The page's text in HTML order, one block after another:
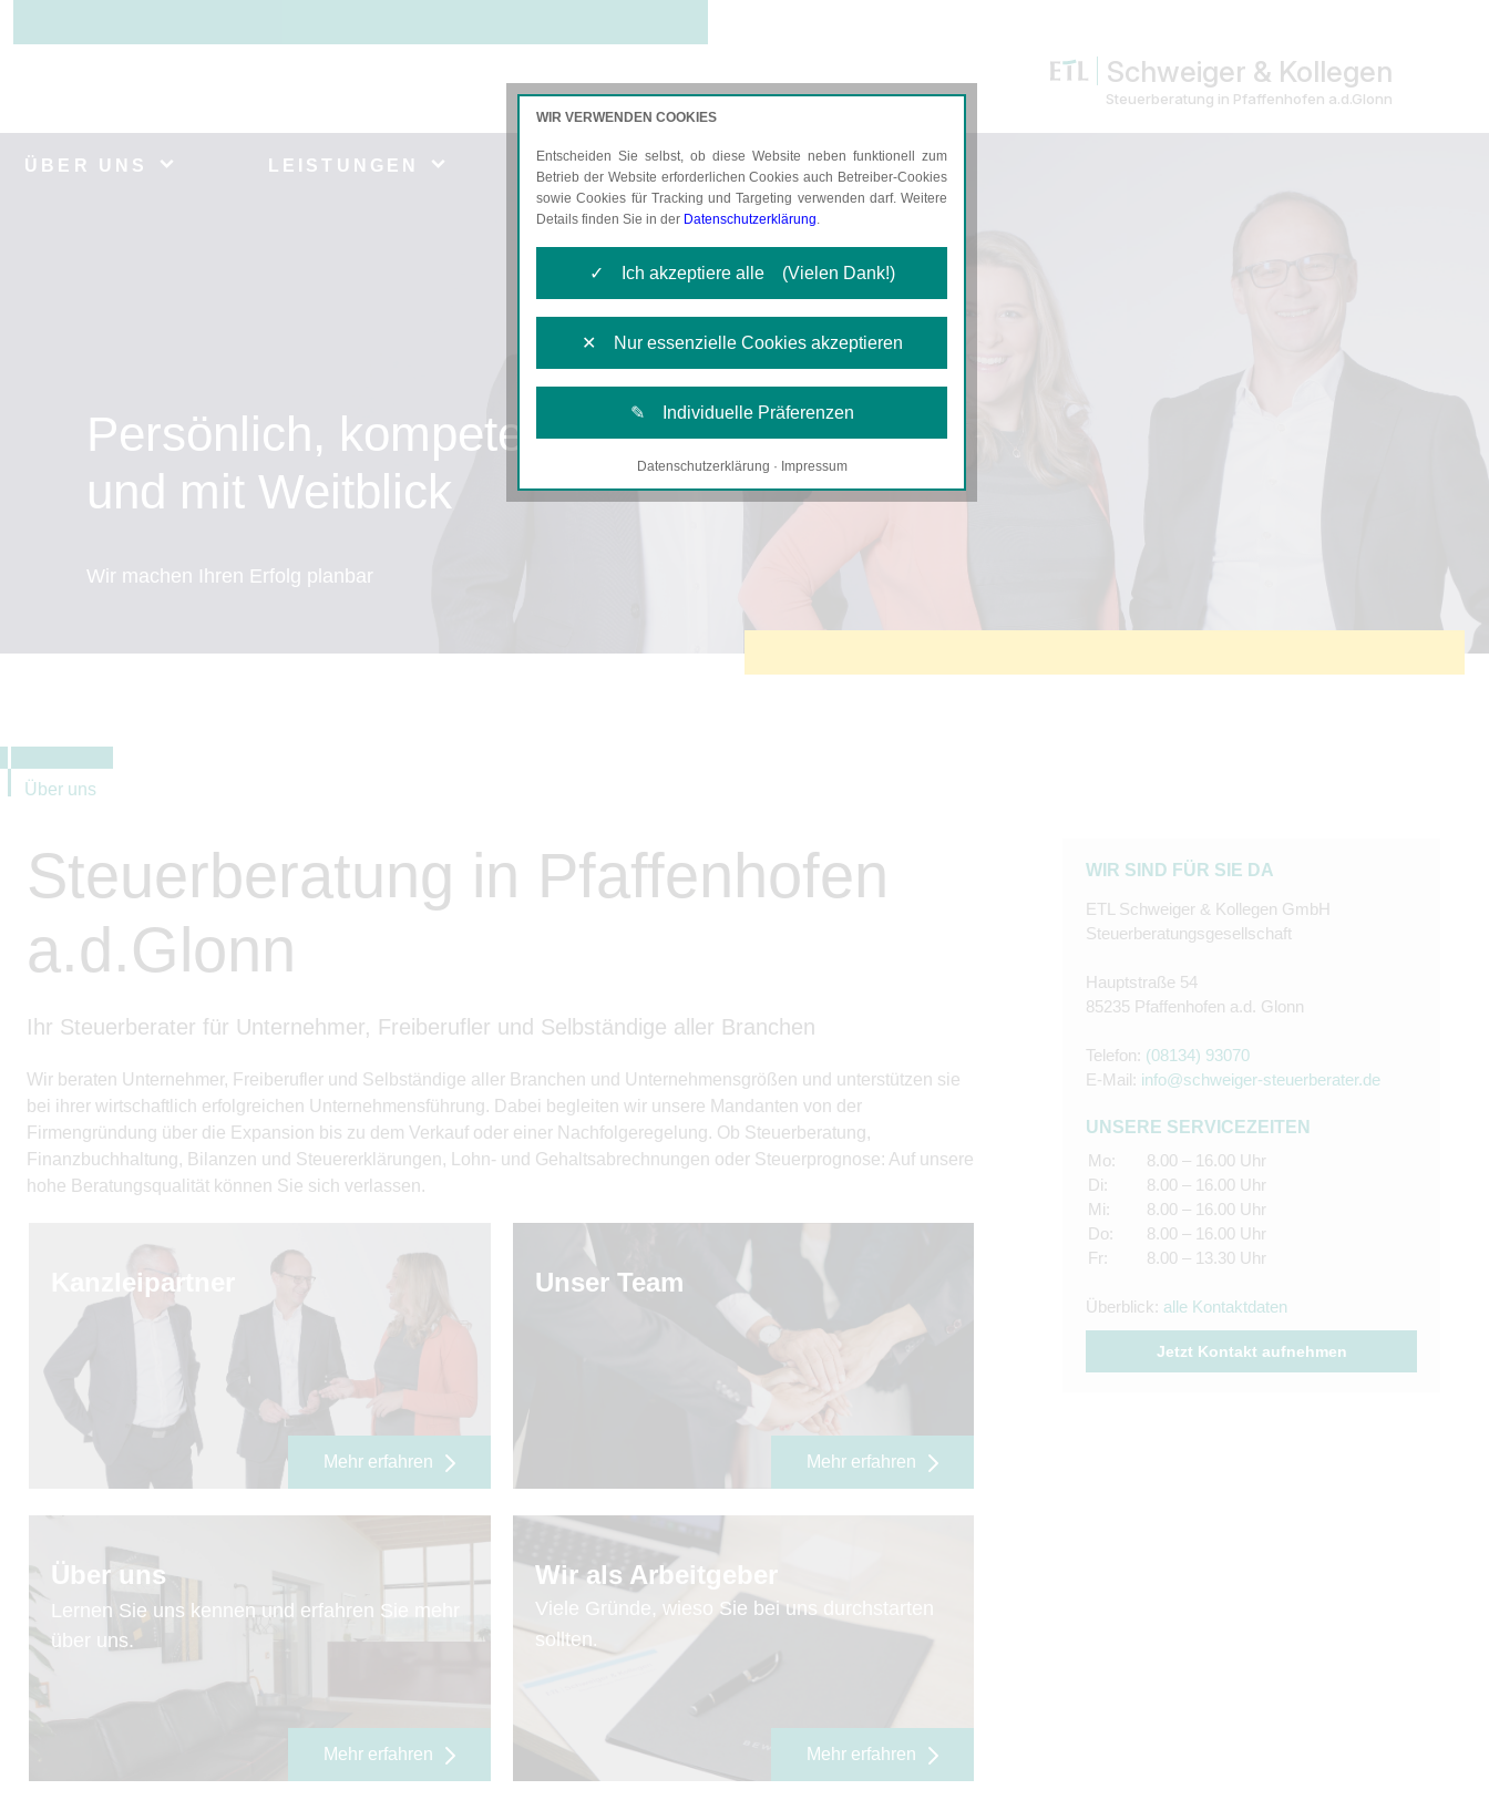
Schweiger & Kollegen
Steuerberatung in Pfaffenhofen a.d.Glonn
ÜBER UNS LEISTUNGEN AKTUELLES KARRIERE
Persönlich, kompetent
und mit Weitblick
Wir machen Ihren Erfolg planbar
Über uns
Steuerberatung in Pfaffenhofen
a.d.Glonn
Ihr Steuerberater für Unternehmer, Freiberufler und Selbständige aller Branchen
Wir beraten Unternehmer, Freiberufler und Selbständige aller Branchen und Unternehmensgrößen und unterstützen sie
bei ihrer wirtschaftlich erfolgreichen Unternehmensführung. Dabei begleiten wir unsere Mandanten von der
Firmengründung über die Expansion bis zu dem Verkauf oder einer Nachfolgeregelung. Ob Steuerberatung,
Finanzbuchhaltung, Bilanzen und Steuererklärungen, Lohn- und Gehaltsabrechnungen oder Steuerprognose: Auf unsere
hohe Beratungsqualität können Sie sich verlassen.
Kanzleipartner
Mehr erfahren
Unser Team
Mehr erfahren
Über uns
Lernen Sie uns kennen und erfahren Sie mehr
über uns.
Mehr erfahren
Wir als Arbeitgeber
Viele Gründe, wieso Sie bei uns durchstarten
sollten .
Mehr erfahren
WIR SIND FÜR SIE DA
ETL Schweiger & Kollegen GmbH
Steuerberatungsgesellschaft
Hauptstraße 54
85235 Pfaffenhofen a.d. Glonn
Telefon: (08134) 93070
E-Mail: info@schweiger-steuerberater.de
UNSERE SERVICEZEITEN
Mo:
Di:
Mi:
Do:
Fr:
8.00 – 16.00 Uhr
8.00 – 16.00 Uhr
8.00 – 16.00 Uhr
8.00 – 16.00 Uhr
8.00 – 13.30 Uhr
Überblick: alle Kontaktdaten
Jetzt Kontakt aufnehmen
WIR VERWENDEN COOKIES
Entscheiden Sie selbst, ob diese Website neben funktionell zum
Betrieb der Website erforderlichen Cookies auch Betreiber-Cookies
sowie Cookies für Tracking und Targeting verwenden darf. Weitere
Details finden Sie in der Datenschutzerklärung.
✓ Ich akzeptiere alle (Vielen Dank!)
✕ Nur essenzielle Cookies akzeptieren
✎ Individuelle Präferenzen
Notwendige Cookies
Funktionalität der Website zu sichern.
Tracking- und Targeting-Cookies
bedarfsgerechte Gestaltung und fortlaufende Verbesserung
Datenschutzerklärung · Impressum